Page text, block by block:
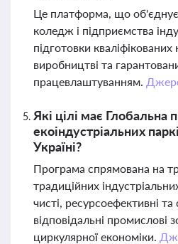
Це платформа, що
коледж і підприємства
підготовки
виробництві та
працевлаштуванням.
Які цілі має Глобальна
екоіндустріальних
Україні?
Програма спрямована на
традиційних
чисті, ресурсоефективні та
відповідальні промислові
циркулярної економіки.